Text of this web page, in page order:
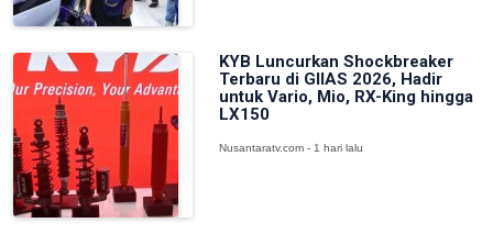
KYB Luncurkan Shockbreaker
Terbaru di GIIAS 2026, Hadir
untuk Vario, Mio, RX-King hingga
LX150
Nusantaratv.com - 1 hari lalu